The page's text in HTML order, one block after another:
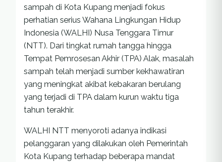
sampah di Kota Kupang menjadi fokus
perhatian serius Wahana Lingkungan Hidup
Indonesia (WALHI) Nusa Tenggara Timur
(NTT). Dari tingkat rumah tangga hingga
Tempat Pemrosesan Akhir (TPA) Alak, masalah
sampah telah menjadi sumber kekhawatiran
yang meningkat akibat kebakaran berulang
yang terjadi di TPA dalam kurun waktu tiga
tahun terakhir.
WALHI NTT menyoroti adanya indikasi
pelanggaran yang dilakukan oleh Pemerintah
Kota Kupang terhadap beberapa mandat